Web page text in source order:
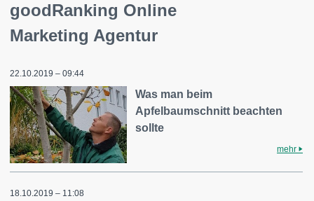
goodRanking Online
Marketing Agentur
22.10.2019 – 09:44
Was man beim
Apfelbaumschnitt beachten
sollte
mehr
18.10.2019 – 11:08